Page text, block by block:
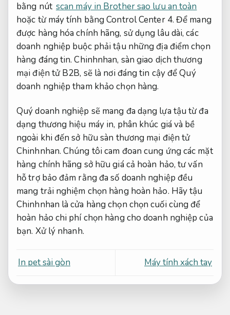
bằng nút scan máy in Brother sao lưu an toàn
hoặc từ máy tính bằng Control Center 4. Để mang
được hàng hóa chính hãng, sử dụng lâu dài, các
doanh nghiệp buộc phải tậu những địa điểm chọn
hàng đáng tin. Chinhnhan, sàn giao dịch thương
mại điện tử B2B, sẽ là nơi đáng tin cậy để Quý
doanh nghiệp tham khảo chọn hàng.
Quý doanh nghiệp sẽ mang đa dạng lựa tậu từ đa
dạng thương hiệu máy in, phân khúc giá và bề
ngoài khi đến sở hữu sàn thương mại điện tử
Chinhnhan. Chúng tôi cam đoan cung ứng các mặt
hàng chính hãng sở hữu giá cả hoàn hảo, tư vấn
hỗ trợ bảo đảm rằng đa số doanh nghiệp đều
mang trải nghiệm chọn hàng hoàn hảo. Hãy tậu
Chinhnhan là cửa hàng chọn chọn cuối cùng để
hoàn hảo chi phí chọn hàng cho doanh nghiệp của
bạn. Xử lý nhanh.
In pet sài gòn Máy tính xách tay